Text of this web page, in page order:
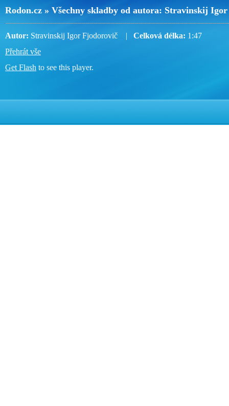
Rodon.cz » Všechny skladby od autora: Stravinskij
Autor: Stravinskij Igor Fjodorovič | Celková délka: 1:47
Přehrát vše
Get Flash to see this player.